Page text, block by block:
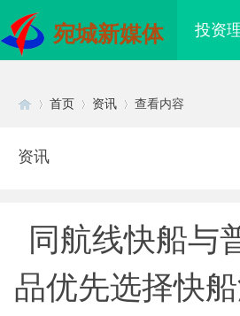
宛城新媒体 投资
首页 资讯 查看内容
资讯
同航线快船与
品优先选择快